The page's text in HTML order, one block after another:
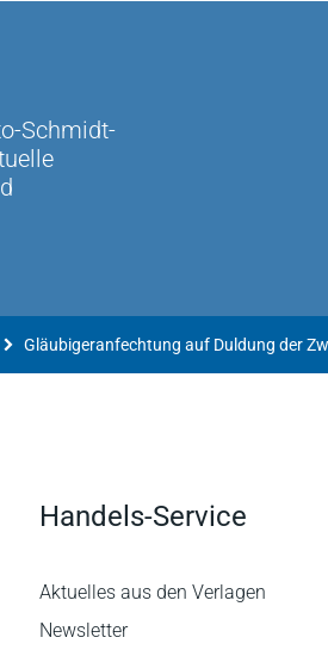
Schmidt-
Handels-Service
Aktuelles aus den Verlagen
Newsletter